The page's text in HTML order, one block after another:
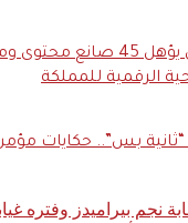
مؤمن الجندي يؤهل 45
الرقمية للمملكة
“ثانية بس”.. حكايات